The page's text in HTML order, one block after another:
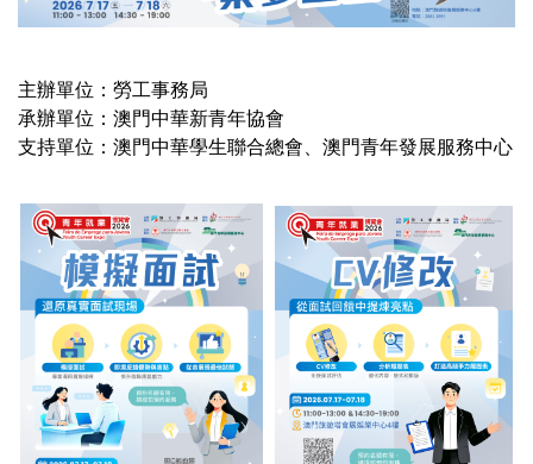
主辦單位：勞工事務局
承辦單位：澳門中華新青年協會
支持單位：澳門中華學生聯合總會、澳門青年發展服務中心